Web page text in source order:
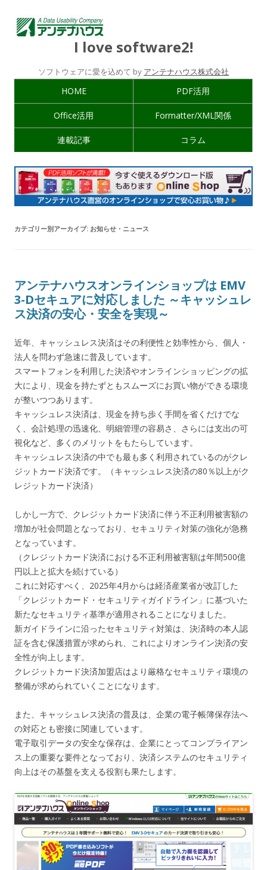
I love software2!
ソフトウェアに愛を込めて by アンテナハウス株式会社
HOME PDF活用
Office活用 Formatter/XML関係
連載記事 コラム
カテゴリー別アーカイブ: お知らせ・ニュース
アンテナハウスオンラインショップは EMV
3-Dセキュアに対応しました ～キャッシュレ
ス決済の安心・安全を実現～
近年、キャッシュレス決済はその利便性と効率性から、個人・
法人を問わず急速に普及しています。
スマートフォンを利用した決済やオンラインショッピングの拡
大により、現金を持たずともスムーズにお買い物ができる環境
が整いつつあります。
キャッシュレス決済は、現金を持ち歩く手間を省くだけでな
く、会計処理の迅速化、明細管理の容易さ、さらには支出の可
視化など、多くのメリットをもたらしています。
キャッシュレス決済の中でも最も多く利用されているのがクレ
ジットカード決済です。（キャッシュレス決済の80％以上がク
レジットカード決済）
しかし一方で、クレジットカード決済に伴う不正利用被害額の
増加が社会問題となっており、セキュリティ対策の強化が急務
となっています。
（クレジットカード決済における不正利用被害額は年間500億
円以上と拡大を続けている）
これに対応すべく、2025年4月からは経済産業省が改訂した
「クレジットカード・セキュリティガイドライン」に基づいた
新たなセキュリティ基準が適用されることになりました。
新ガイドラインに沿ったセキュリティ対策は、決済時の本人認
証を含む保護措置が求められ、これによりオンライン決済の安
全性が向上します。
クレジットカード決済加盟店はより厳格なセキュリティ環境の
整備が求められていくことになります。
また、キャッシュレス決済の普及は、企業の電子帳簿保存法へ
の対応とも密接に関連しています。
電子取引データの安全な保存は、企業にとってコンプライアン
ス上の重要な要件となっており、決済システムのセキュリティ
向上はその基盤を支える役割も果たします。